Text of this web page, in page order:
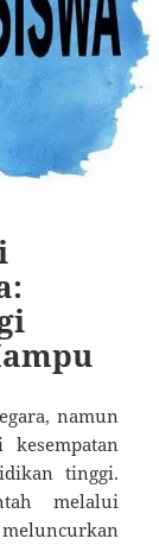
namun
tinggi.
melalui